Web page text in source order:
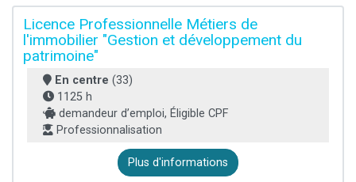
Licence Professionnelle Métiers de
l'immobilier "Gestion et développement du
patrimoine"
En centre (33)
1125 h
demandeur d’emploi, Éligible CPF
Professionnalisation
Plus d'informations